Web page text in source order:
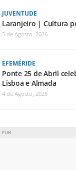
JUVENTUDE
Laranjeiro | Cultura
5 de Agosto, 2026
EFEMÉRIDE
Ponte 25 de Abril
Lisboa e Almada
4 de Agosto, 2026
PUB